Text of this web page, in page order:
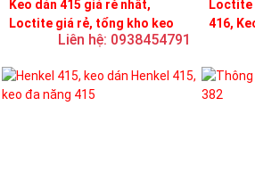
Keo dán 415 giá rẻ nhất,
Loctite giá rẻ, tổng kho keo
Liên hệ: 0938454791
Loctite
416,